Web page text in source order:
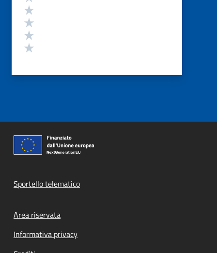
Sportello telematico
Footer menu
Area riservata
Informativa privacy